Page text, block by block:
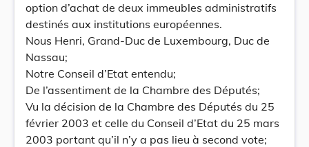
option d’achat de deux immeubles administratifs
destinés aux institutions européennes.
Nous Henri, Grand-Duc de Luxembourg, Duc de
Nassau;
Notre Conseil d’Etat entendu;
De l’assentiment de la Chambre des Députés;
Vu la décision de la Chambre des Députés du 25
février 2003 et celle du Conseil d’Etat du 25 mars
2003 portant qu’il n’y a pas lieu à second vote;